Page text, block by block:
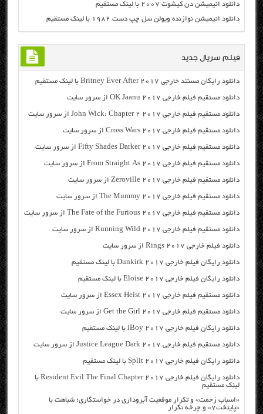
دانلود انیمیشن دن کیشوت ۲۰۰۷ با لینک مستقیم
دانلود انیمیشن نوازنده ویولن سل چپ دست ۱۹۸۲ با لینک مستقیم
فیلم سریال جدید
دانلود رایگان مسنتد خارجی Britney Ever After 2017 با لینک مستقیم
دانلود مستقیم فیلم خارجی OK Jaanu 2017 از سرور سایت
دانلود مستقیم فیلم خارجی John Wick: Chapter 2 2017 از سرور سایت
دانلود مستقیم فیلم خارجی Cross Wars 2017 از سرور سایت
دانلود مستقیم فیلم خارجی Fifty Shades Darker 2017 از سرور سایت
دانلود مستقیم فیلم خارجی From Straight As 2017 از سرور سایت
دانلود مستقیم فیلم خارجی Zeroville 2017 از سرور سایت
دانلود مستقیم فیلم خارجی The Mummy 2017 از سرور سایت
دانلود مستقیم فیلم خارجی The Fate of the Furious 2017 از سرور سایت
دانلود مستقیم فیلم خارجی Running Wild 2017 از سرور سایت
دانلود فیلم خارجی Rings 2017 از سرور سایت
دانلود رایگان فیلم خارجی Dunkirk 2017 با لینک مستقیم
دانلود رایگان فیلم خارجی Eloise 2017 با لینک مستقیم
دانلود مستقیم فیلم خارجی Essex Heist 2017 از سرور سایت
دانلود مستقیم فیلم خارجی Get the Girl 2017 از سرور سایت
دانلود رایگان فیلم خارجی iBoy 2017 با لینک مستقیم
دانلود مستقیم فیلم خارجی Justice League Dark 2017 از سرور سایت
دانلود رایگان فیلم خارجی Split 2017 با لینک مستقیم
دانلود رایگان فیلم خارجی Resident Evil The Final Chapter 2017 با
لینک مستقیم
«اسباب زحمت» و تکرار موقعیت آبروداری در خواستگاری؛ شباهت با
«پایتخت۷» و چرخه تکرار